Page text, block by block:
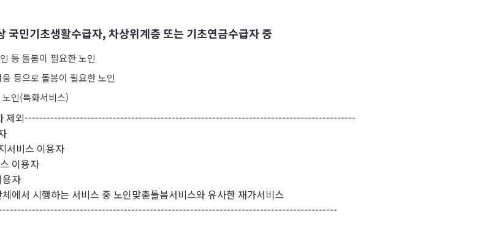
국민기초생활수급자, 차상위계층 또는 기초연금수급자 중
등 돌봄이 필요한 노인
등으로 돌봄이 필요한 노인
인(특화서비스)
제외------------------------------------------------------------------------------------------
비스 이용자
이용자
자
서 시행하는 서비스 중 노인맞춤돌봄서비스와 유사한 재가서비스